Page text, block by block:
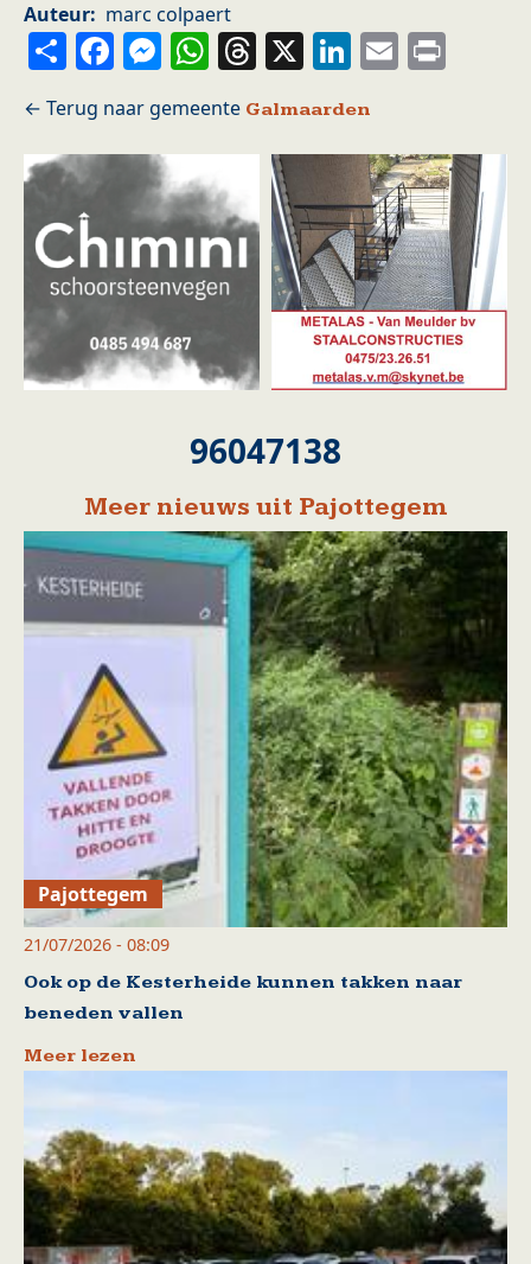
Auteur marc colpaert
ShareFacebook
Messenger
WhatsApp
Threads
X LinkedIn
Email
Galmaarden
96047138
Meer nieuws uit Pajottegem
Pajottegem
21/07/2026 - 08:09
Ook op de Kesterheide kunnen takken naar
beneden vallen
Meer lezen